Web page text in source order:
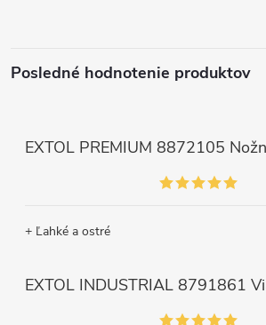
Posledné hodnotenie produktov
+ Ľahké a ostré